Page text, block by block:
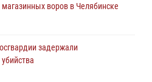
воров в Челябинске
задержали